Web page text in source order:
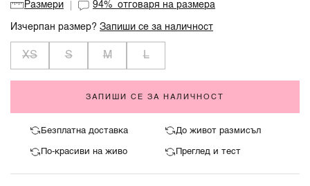
Размери 94%отговаря на размера
Изчерпан размер?Запиши се за наличност
XS S M L
ЗАПИШИ СЕ ЗА НАЛИЧНОСТ
Безплатна доставка До живот размисъл
По-красиви на живо Преглед и тест